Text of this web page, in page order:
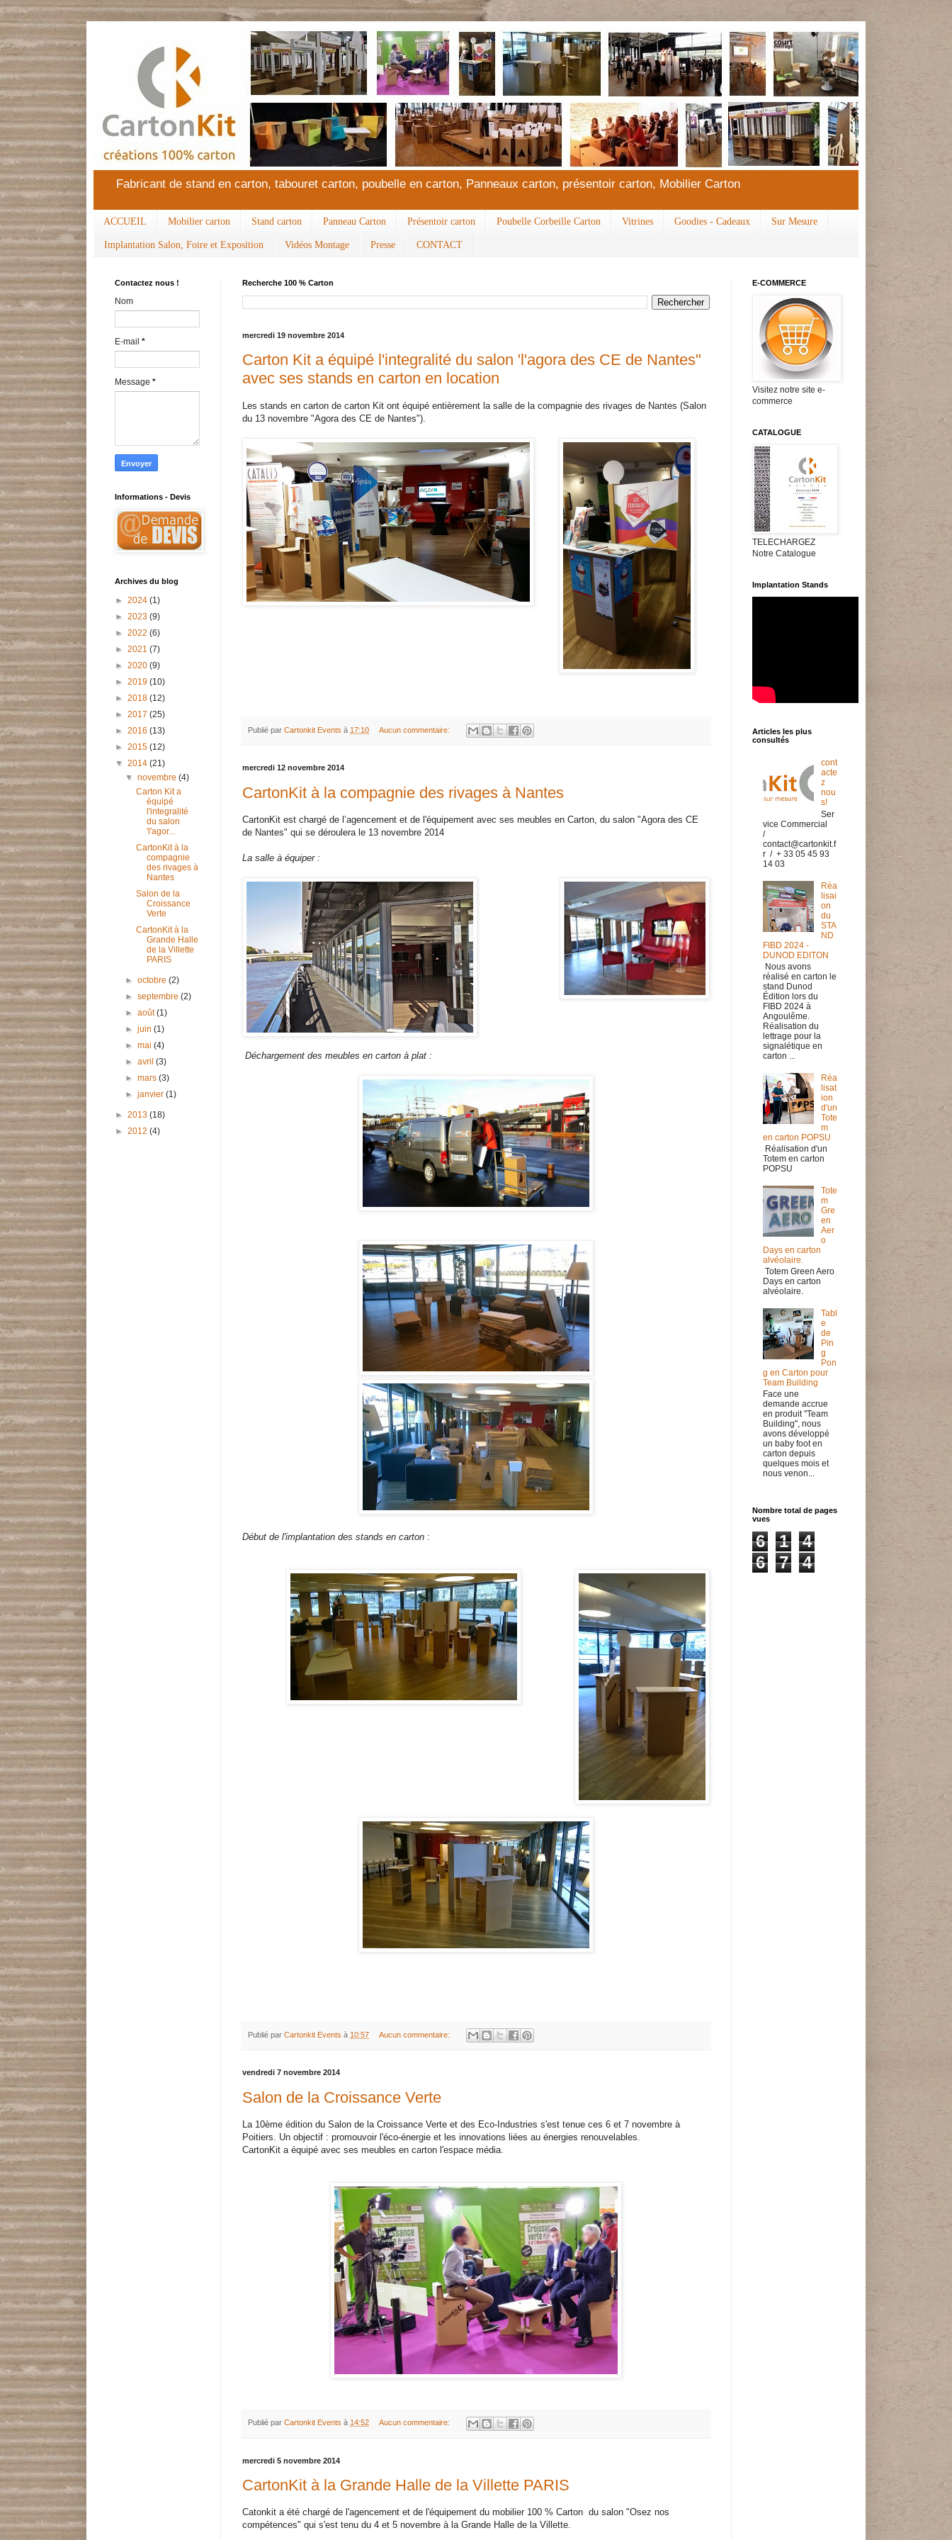
Fabricant de stand en carton, tabouret carton, poubelle en carton, Panneaux carton, présentoir carton, Mobilier Carton
ACCUEIL Mobilier carton Stand carton Panneau Carton Présentoir carton Poubelle Corbeille Carton Vitrines Goodies - Cadeaux Sur Mesure
Implantation Salon, Foire et Exposition Vidéos Montage Presse CONTACT
Recherche 100 % Carton
mercredi 19 novembre 2014
Carton Kit a équipé l'integralité du salon 'l'agora des CE de Nantes"
avec ses stands en carton en location
Les stands en carton de carton Kit ont équipé entièrement la salle de la compagnie des rivages de Nantes (Salon
du 13 novembre "Agora des CE de Nantes").
Publié par Cartonkit Events à 17:10 Aucun commentaire:
mercredi 12 novembre 2014
CartonKit à la compagnie des rivages à Nantes
CartonKit est chargé de l’agencement et de l'équipement avec ses meubles en Carton, du salon "Agora des CE
de Nantes" qui se déroulera le 13 novembre 2014
La salle à équiper :
Déchargement des meubles en carton à plat :
Début de l'implantation des stands en carton :
Publié par Cartonkit Events à 10:57 Aucun commentaire:
vendredi 7 novembre 2014
Salon de la Croissance Verte
La 10ème édition du Salon de la Croissance Verte et des Eco-Industries s'est tenue ces 6 et 7 novembre à
Poitiers. Un objectif : promouvoir l'éco-énergie et les innovations liées au énergies renouvelables.
CartonKit a équipé avec ses meubles en carton l'espace média.
Publié par Cartonkit Events à 14:52 Aucun commentaire:
mercredi 5 novembre 2014
CartonKit à la Grande Halle de la Villette PARIS
Catonkit a été chargé de l'agencement et de l'équipement du mobilier 100 % Carton du salon "Osez nos
compétences" qui s'est tenu du 4 et 5 novembre à la Grande Halle de la Villette.
Contactez nous !
Nom
E-mail *
Message *
Informations - Devis
Archives du blog
► 2024 (1)
► 2023 (9)
► 2022 (6)
► 2021 (7)
► 2020 (9)
► 2019 (10)
► 2018 (12)
► 2017 (25)
► 2016 (13)
► 2015 (12)
▼ 2014 (21)
▼novembre(4)
Carton Kit a
équipé
l'integralité
du salon
'l'agor...
CartonKit à la
compagnie
des rivages à
Nantes
Salon de la
Croissance
Verte
CartonKit à la
Grande Halle
de la Villette
PARIS
►octobre(2)
►septembre(2)
►août(1)
►juin(1)
►mai(4)
►avril(3)
►mars(3)
►janvier(1)
► 2013 (18)
► 2012 (4)
E-COMMERCE
Visitez notre site e-
commerce
CATALOGUE
TELECHARGEZ
Notre Catalogue
Implantation Stands
Articles les plus
consultés
cont
acte
z
nou
s!
Ser
vice Commercial
/
contact@cartonkit.f
r / + 33 05 45 93
14 03
Réa
lisai
on
du
STA
ND
FIBD 2024 -
DUNOD EDITON
Nous avons
réalisé en carton le
stand Dunod
Édition lors du
FIBD 2024 à
Angoulême.
Réalisation du
lettrage pour la
signalétique en
carton ...
Réa
lisat
ion
d'un
Tote
m
en carton POPSU
Réalisation d'un
Totem en carton
POPSU
Tote
m
Gre
en
Aer
o
Days en carton
alvéolaire.
Totem Green Aero
Days en carton
alvéolaire.
Tabl
e
de
Pin
g
Pon
g en Carton pour
Team Building
Face une
demande accrue
en produit "Team
Building", nous
avons développé
un baby foot en
carton depuis
quelques mois et
nous venon...
Nombre total de pages
vues
6 1
4
6
7 4